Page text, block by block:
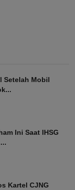
Setelah Mobil
Ini Saat IHSG
Kartel CJNG